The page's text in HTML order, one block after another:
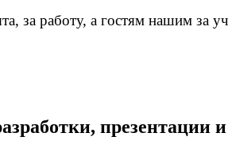
за работу, а гостям нашим за
презентации